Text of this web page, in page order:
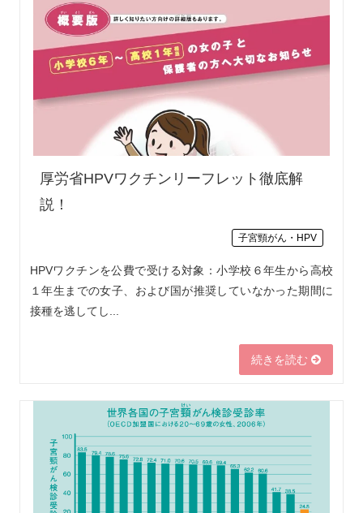
厚労省HPVワクチンリーフレット徹底解
説！
子宮頸がん・HPV
HPVワクチンを公費で受ける対象：小学校６年生から高校
１年生までの女子、および国が推奨していなかった期間に
接種を逃してし...
続きを読む